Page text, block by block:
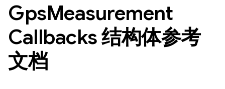
GpsMeasurement
Callbacks 结构体参考
文档